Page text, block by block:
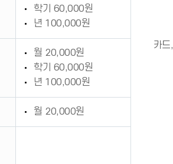
카드
학기 60,000원
년 100,000원
월 20,000원
학기 60,000원
년 100,000원
월 20,000원